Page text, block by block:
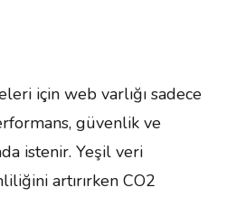
için web varlığı sadece
güvenlik ve
istenir. Yeşil veri
artırırken CO2